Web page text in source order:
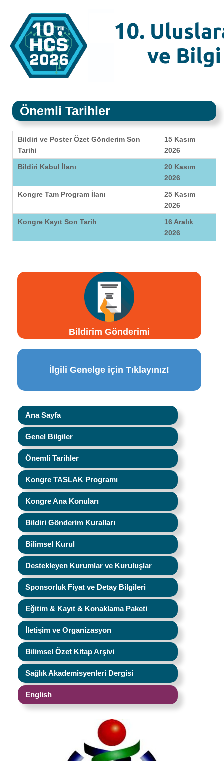
Önemli Tarihler
Bildiri ve Poster Özet Gönderim Son
Tarihi
15 Kasım
2026
Bildiri Kabul İlanı
20 Kasım
2026
Kongre Tam Program İlanı
25 Kasım
2026
Kongre Kayıt Son Tarih
16 Aralık
2026
Bildirim Gönderimi
İlgili Genelge için Tıklayınız!
Ana Sayfa
Genel Bilgiler
Önemli Tarihler
Kongre TASLAK Programı
Kongre Ana Konuları
Bildiri Gönderim Kuralları
Bilimsel Kurul
Destekleyen Kurumlar ve Kuruluşlar
Sponsorluk Fiyat ve Detay Bilgileri
Eğitim & Kayıt & Konaklama Paketi
İletişim ve Organizasyon
Bilimsel Özet Kitap Arşivi
Sağlık Akademisyenleri Dergisi
English